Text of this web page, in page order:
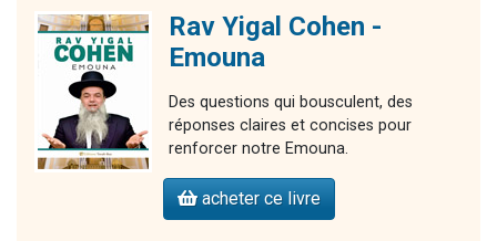
Rav Yigal Cohen -
Emouna
Des questions qui bousculent, des
réponses claires et concises pour
renforcer notre Emouna.
acheter ce livre